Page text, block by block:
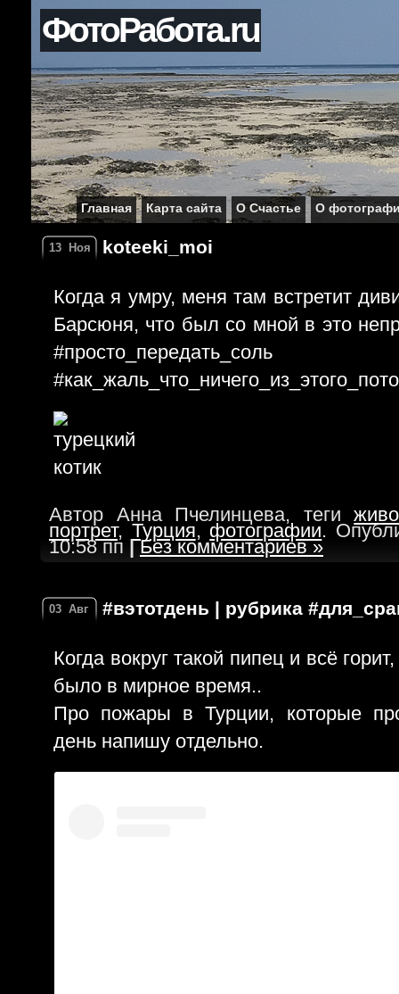
ФотоРабота.ru
Главная Карта сайта О Счастье О
13 Ноя koteeki_moi
Когда я умру, меня там встретит
Барсюня, что был со мной в это
#просто_передать_соль
Автор Анна Пчелинцева, теги
портрет, Турция, фотографии.
10:58 пп | Без комментариев »
03 Авг #вэтотдень | рубрика
Когда вокруг такой пипец и всё
было в мирное время..
Про пожары в Турции, которые
день напишу отдельно.